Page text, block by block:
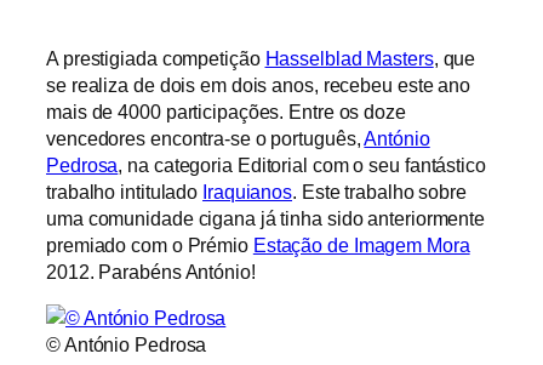
A prestigiada competição Hasselblad Masters, que
se realiza de dois em dois anos, recebeu este ano
mais de 4000 participações. Entre os doze
vencedores encontra-se o português,António
Pedrosa, na categoria Editorial com o seu fantástico
trabalho intitulado Iraquianos. Este trabalho sobre
uma comunidade cigana já tinha sido anteriormente
premiado com o Prémio Estação de Imagem Mora
2012. Parabéns António!
© António Pedrosa